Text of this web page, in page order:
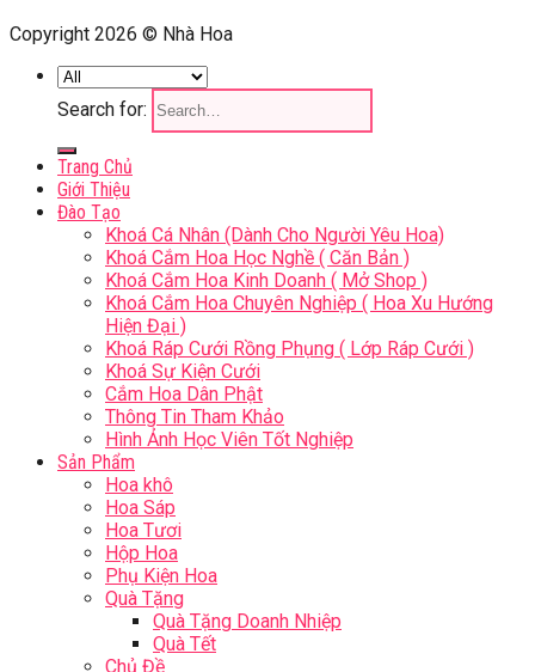
Copyright 2026 © Nhà Hoa
Search for:
Trang Chủ
Giới Thiệu
Đào Tạo
Khoá Cá Nhân (Dành Cho Người Yêu Hoa)
Khoá Cắm Hoa Học Nghề ( Căn Bản )
Khoá Cắm Hoa Kinh Doanh ( Mở Shop )
Khoá Cắm Hoa Chuyên Nghiệp ( Hoa Xu Hướng
Hiện Đại )
Khoá Ráp Cưới Rồng Phụng ( Lớp Ráp Cưới )
Khoá Sự Kiện Cưới
Cắm Hoa Dân Phật
Thông Tin Tham Khảo
Hình Ảnh Học Viên Tốt Nghiệp
Sản Phẩm
Hoa khô
Hoa Sáp
Hoa Tươi
Hộp Hoa
Phụ Kiện Hoa
Quà Tặng
Quà Tặng Doanh Nhiệp
Quà Tết
Chủ Đề